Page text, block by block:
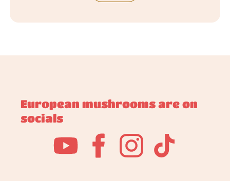
European mushrooms are on
socials